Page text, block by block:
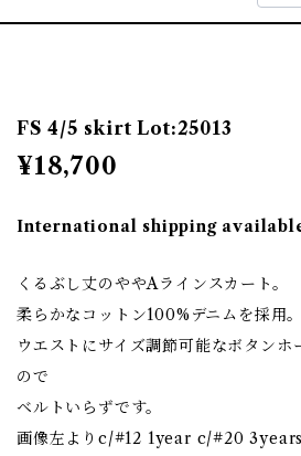
FS 4/5 skirt Lot:25013
¥18,700
International shipping
くるぶし丈のややAラインスカート。
柔らかなコットン100%デニムを採用。
ウエストにサイズ調節可能なボタン
ので
ベルトいらずです。
画像左よりc/#12 1year c/#20